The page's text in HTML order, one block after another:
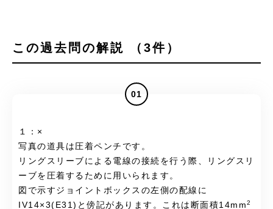
この過去問の解説 （3件）
01
１：×
写真の道具は圧着ペンチです。
リングスリーブによる電線の接続を行う際、リングスリ
ーブを圧着するために用いられます。
図で示すジョイントボックスの左側の配線に
IV14×3(E31)と傍記があります。これは断面積14mm2